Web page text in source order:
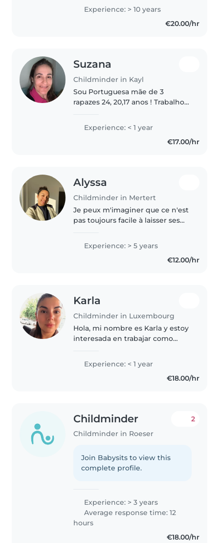
home. I am available Monday to
Friday until 16:00. I am patient,
trustworthy, and passionate..
Experience: > 10 years
€20.00/hr
Suzana
Childminder in Kayl
Sou Portuguesa mãe de 3
rapazes 24, 20,17 anos ! Trabalho
femme de menage e cuido das
crianças . Fiquei com o primeiro
filho deles até ir para a creche..
Experience: < 1 year
€17.00/hr
Alyssa
Childminder in Mertert
Je peux m'imaginer que ce n'est
pas toujours facile à laisser ses
mais je peux vous dire que
j'adore apprendre à connaître
des enfants, leur caractère,..
Experience: > 5 years
€12.00/hr
Karla
Childminder in Luxembourg
Hola, mi nombre es Karla y estoy
interesada en trabajar como
niños, las veces que he tenido la
oportunidad de hacerlo he
Experience: < 1 year
€18.00/hr
Childminder
Childminder in Roeser
2
Join Babysits to view this
complete profile.
Experience: > 3 years
Average response time: 12
hours
€18.00/hr